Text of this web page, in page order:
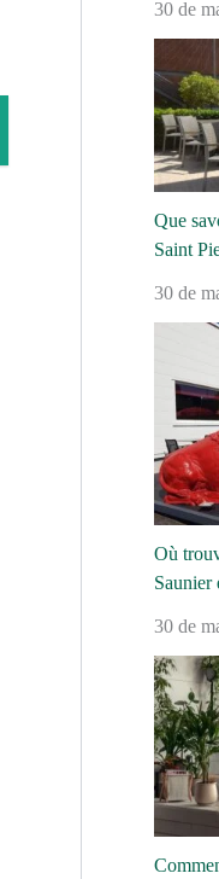
30 de
Que
Saint
30 de
Où
Saunier
30 de